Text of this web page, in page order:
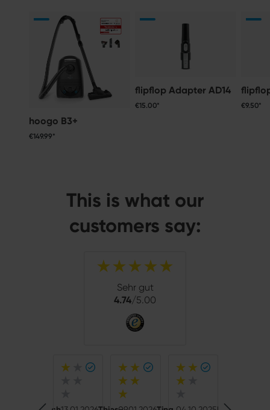
hoogo B3+
€149.99*
flipflop Adapter AD14
€15.00* €9.50*
This is what our
customers say:
Sehr gut
4.74/5.00